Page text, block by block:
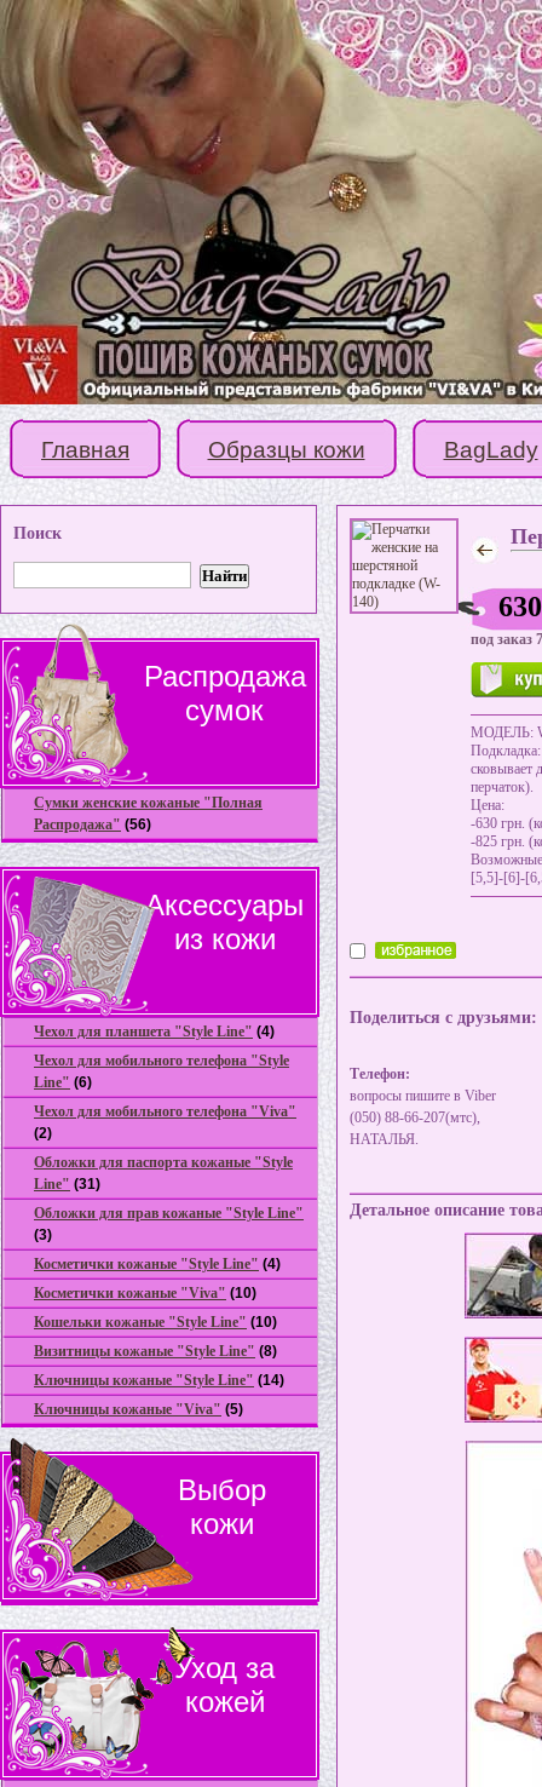
Главная Образцы кожи BagLady
Поиск
Распродажа
сумок
Сумки женские кожаные "Полная
Распродажа" (56)
Аксессуары
из кожи
Чехол для планшета "Style Line" (4)
Чехол для мобильного телефона "Style
Line" (6)
Чехол для мобильного телефона "Viva"
(2)
Обложки для паспорта кожаные "Style
Line" (31)
Обложки для прав кожаные "Style Line"
(3)
Косметички кожаные "Style Line" (4)
Коcметички кожаные "Viva" (10)
Кошельки кожаные "Style Line" (10)
Визитницы кожаные "Style Line" (8)
Ключницы кожаные "Style Line" (14)
Ключницы кожаные "Viva" (5)
Выбор
кожи
Уход за
кожей
630
под заказ
МОДЕЛЬ:
Подкладка:
сковывает
перчаток).
Цена:
-630 грн.
-825 грн.
[5,5]-[6]-
Поделиться с друзьями:
Телефон:
вопросы пишите в Viber
(050) 88-66-207(мтс),
НАТАЛЬЯ.
Детальное описание